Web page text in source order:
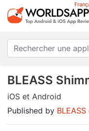
BLEASS
iOS et Android
Published by BLEASS